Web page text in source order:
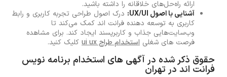
ارائه راه‌حل‌های خلاقانه را داشته باشید.
آشنایی با اصول UX/UI:
درک اصول طراحی تجربه کاربری و رابط
کاربری به توسعه دهنده فرانت اند کمک می‌کند تا
وب‌سایت‌هایی جذاب و کاربرپسند ایجاد کند. برای مشاهده
فرصت های شغلی استخدام طراح ui ux کلیک کنید.
حقوق ذکر شده در آگهی های استخدام برنامه نویس
فرانت اند در تهران